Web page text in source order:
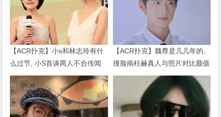
【ACR扑克】小s和林志玲有什
么过节, 小S首谈两人不合传闻
说了什么
【ACR扑克】魏尊是几几年的,
撞脸南柱赫真人与照片对比颜值
被质疑